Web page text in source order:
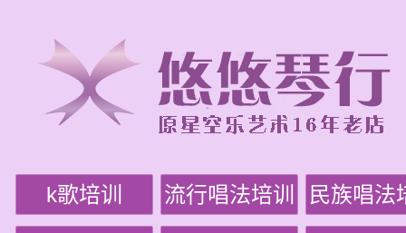
k歌培训 流行唱法培训 民族唱法